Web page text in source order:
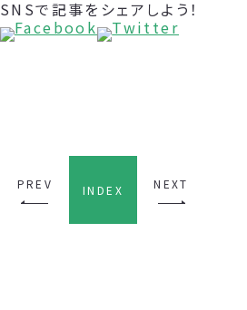
SNSで記事をシェアしよう！
PREV INDEX NEXT